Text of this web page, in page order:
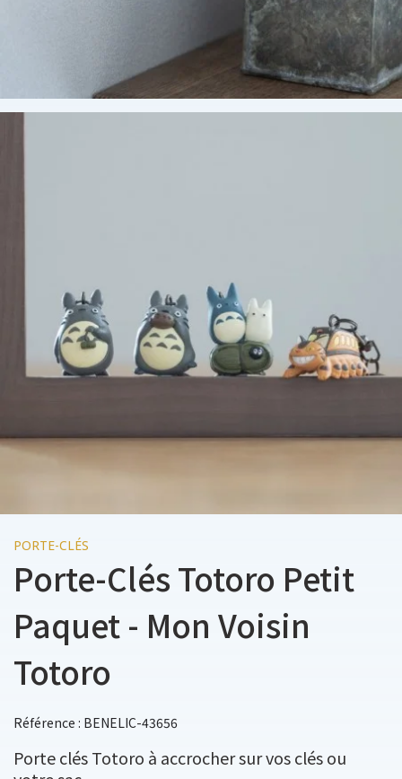
PORTE-CLÉS
Porte-Clés Totoro Petit
Paquet - Mon Voisin
Totoro
Référence : BENELIC-43656
Porte clés Totoro à accrocher sur vos clés ou